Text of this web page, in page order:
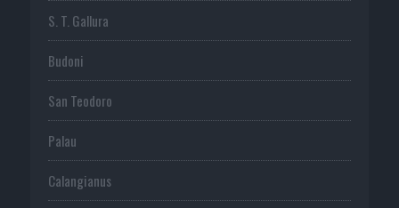
S. T. Gallura
Budoni
San Teodoro
Palau
Calangianus